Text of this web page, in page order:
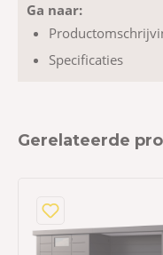
Ga naar:
Specificaties
Gerelateerde